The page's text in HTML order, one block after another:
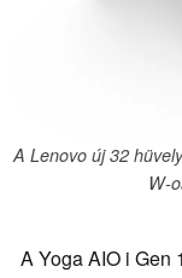
A Lenovo új 32
W-
A Yoga AIO i Gen